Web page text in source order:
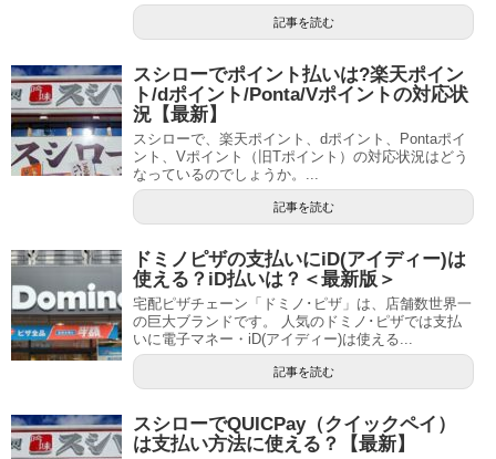
記事を読む
スシローでポイント払いは?楽天ポイン
ト/dポイント/Ponta/Vポイントの対応状
況【最新】
スシローで、楽天ポイント、dポイント、Pontaポイ
ント、Vポイント（旧Tポイント）の対応状況はどう
なっているのでしょうか。...
記事を読む
ドミノピザの支払いにiD(アイディー)は
使える？iD払いは？＜最新版＞
宅配ピザチェーン「ドミノ･ピザ」は、店舗数世界一
の巨大ブランドです。 人気のドミノ･ピザでは支払
いに電子マネー・iD(アイディー)は使える...
記事を読む
スシローでQUICPay（クイックペイ）
は支払い方法に使える？【最新】